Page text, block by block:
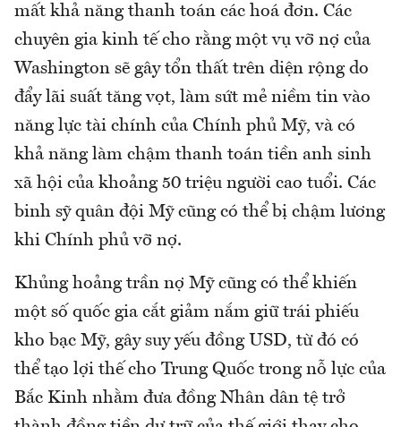
mất khả năng thanh toán các hoá đơn. Các
chuyên gia kinh tế cho rằng một vụ vỡ nợ của
Washington sẽ gây tổn thất trên diện rộng do
đẩy lãi suất tăng vọt, làm sứt mẻ niềm tin vào
năng lực tài chính của Chính phủ Mỹ, và có
khả năng làm chậm thanh toán tiền anh sinh
xã hội của khoảng 50 triệu người cao tuổi. Các
binh sỹ quân đội Mỹ cũng có thể bị chậm lương
khi Chính phủ vỡ nợ.
Khủng hoảng trần nợ Mỹ cũng có thể khiến
một số quốc gia cắt giảm nắm giữ trái phiếu
kho bạc Mỹ, gây suy yếu đồng USD, từ đó có
thể tạo lợi thế cho Trung Quốc trong nỗ lực của
Bắc Kinh nhằm đưa đồng Nhân dân tệ trở